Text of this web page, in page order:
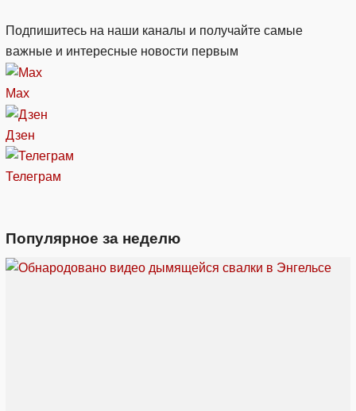
Подпишитесь на наши каналы и получайте самые
важные и интересные новости первым
Max
Дзен
Телеграм
Популярное за неделю